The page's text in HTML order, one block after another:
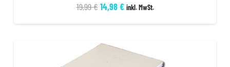
19,99€ Ursprünglicher
19,99 €
14,98€Aktueller
14,98 €.
inkl. MwSt.